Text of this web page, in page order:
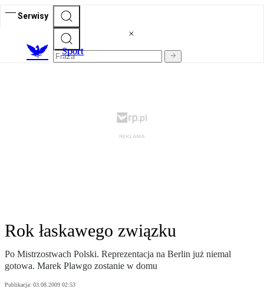
Serwisy
Sport
Rok łaskawego związku
Po Mistrzostwach Polski. Reprezentacja na Berlin już niemal
gotowa. Marek Plawgo zostanie w domu
Publikacja: 03.08.2009 02:53